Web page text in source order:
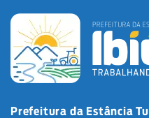
Prefeitura da Estância